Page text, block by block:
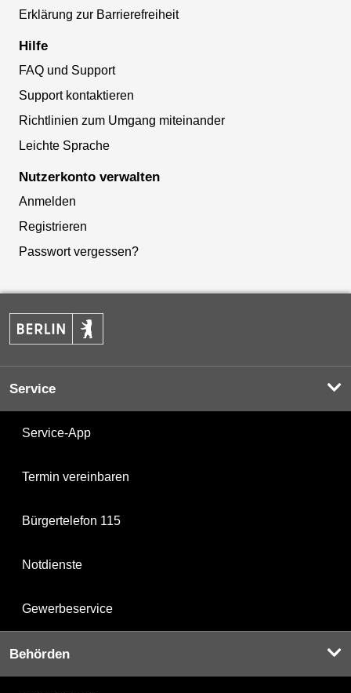
Erklärung zur Barrierefreiheit
Hilfe
FAQ und Support
Support kontaktieren
Richtlinien zum Umgang miteinander
Leichte Sprache
Nutzerkonto verwalten
Anmelden
Registrieren
Passwort vergessen?
Service
Service-App
Termin vereinbaren
Bürgertelefon 115
Notdienste
Gewerbeservice
Behörden